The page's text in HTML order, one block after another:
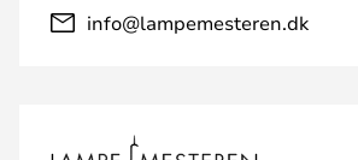
info@lampemesteren.dk